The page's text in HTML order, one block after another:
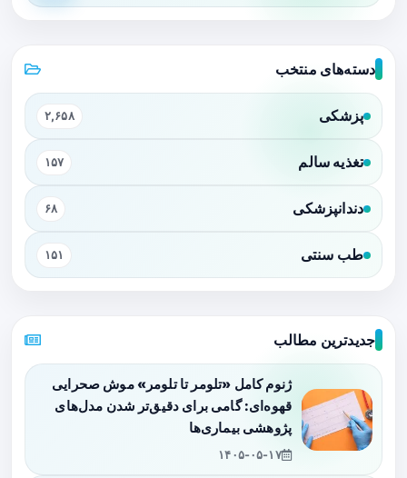
دسته‌های منتخب
پزشکی ۲,۶۵۸
تغذیه سالم ۱۵۷
دندانپزشکی ۶۸
طب سنتی ۱۵۱
جدیدترین مطالب
ژنوم کامل «تلومر تا تلومر» موش صحرایی
قهوه‌ای: گامی برای دقیق‌تر شدن مدل‌های
پژوهشی بیماری‌ها
۱۴۰۵-۰۵-۱۷